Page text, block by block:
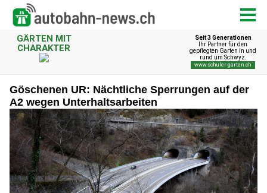
Göschenen UR: Nächtliche Sperrungen auf der
A2 wegen Unterhaltsarbeiten